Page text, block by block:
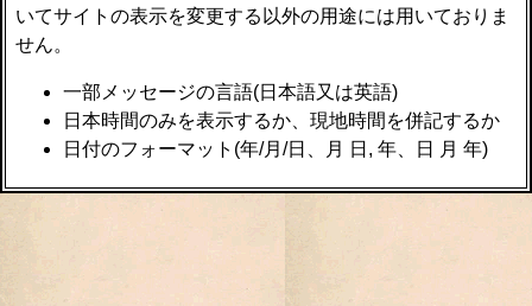
いてサイトの表示を変更する以外の用途には用いておりま
せん。
一部メッセージの言語(日本語又は英語)
日本時間のみを表示するか、現地時間を併記するか
日付のフォーマット(年/月/日、月 日, 年、日 月 年)